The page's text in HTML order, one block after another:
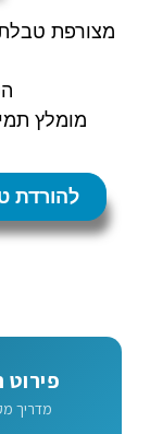
מצורפת טבלת
מומלץ
להורדת
פירוט
מדריך